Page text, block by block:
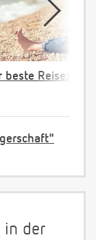
beste
in der